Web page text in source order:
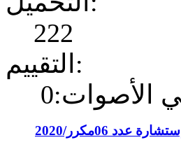
222
التقييم:
الأصوات:0
إستشارة عدد 06مكرر/2020